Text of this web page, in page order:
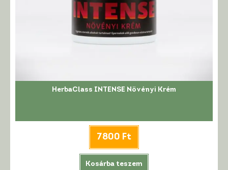
HerbaClass INTENSE Növényi Krém
7800 Ft
Kosárba teszem